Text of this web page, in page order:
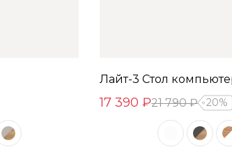
Лайт-3 Стол
17 390 ₽21 790 ₽ 20%